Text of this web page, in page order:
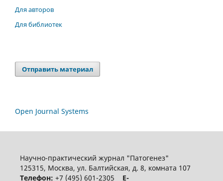
Для авторов
Для библиотек
Отправить материал
Open Journal Systems
Научно-практический журнал "Патогенез"
125315, Москва, ул. Балтийская, д. 8, комната 107
Телефон: +7 (495) 601-2305 E-